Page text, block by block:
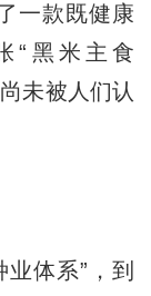
一款既健康
“黑米主食
未被人们认
体系”，到